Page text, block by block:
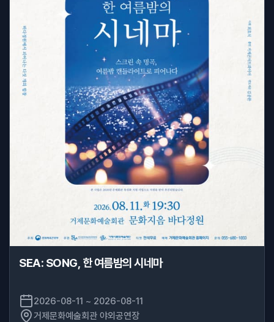
SEA: SONG, 한 여름밤의 시네마
2026-08-11 ~ 2026-08-11
거제문화예술회관 야외공연장